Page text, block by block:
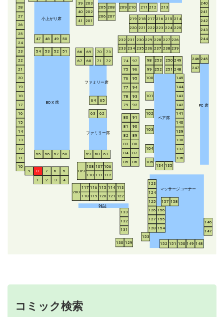
小上がり席
BO X 席
ファミリー席
ファミリー席
ペア席
PC 席
マッサージコーナー
雑誌
1 2 3 4
5
6
7
8
9
10
11
12
13
14
15
16
17
18
19
20
21
22
23
24
25
26
27
28
39
40
41
47 48 49 50
51
52
53
54
55 56 57 58 59 60 61
62
63
64 65
66
67
68
69
70
71
72
73
74
75
76
77
78
79
80
81
82
83
84
85 86
87
88
89
90
91
92
93
94
95
96
97
98
99
100
101
102
103
104
105
106
107
108
109
110 111 112
113
114
115
116
117
118 119 120 121 122
123
124
125
126
127
128
129
130
131
132
133
134 135
136
137
138
139
140
141
142
143
144
145
146
147
148
149
150
151
152
153
154
155
156
157 158
200
201
202
203
205
206 207
208 209 210 211 212 213
214
215
216
217
218
219
220 221 222 223 224 225
226
227
228
229
230
231
232
233 234 235 236 237 238 239
240
241
242
243
244
245
246
247
248
249
250
251
252
253
コミック検索